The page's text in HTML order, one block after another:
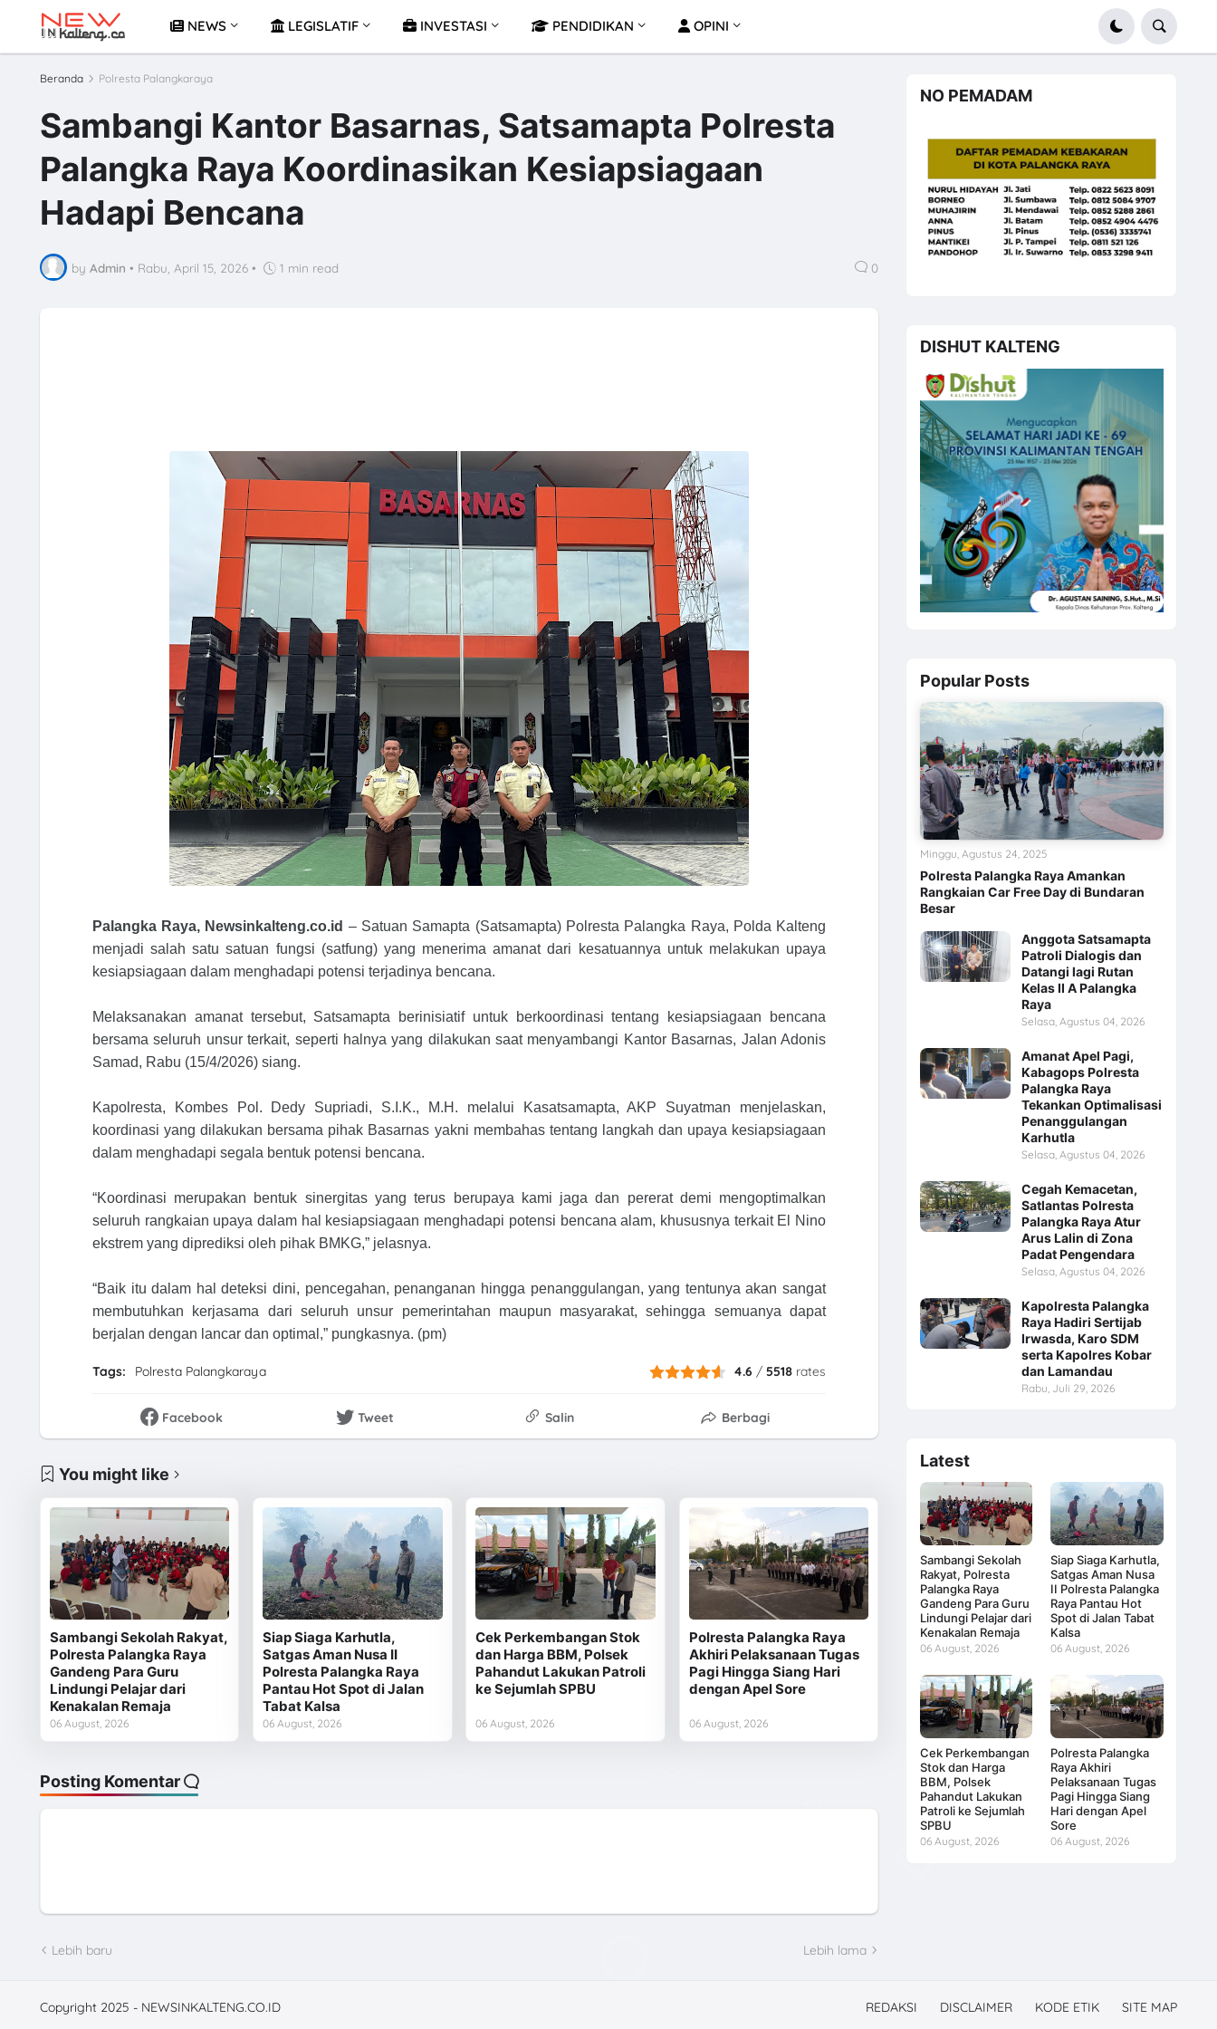
NEWS LEGISLATIF INVESTASI PENDIDIKAN OPINI
Beranda Polresta Palangkaraya
Sambangi Kantor Basarnas, Satsamapta Polresta
Palangka Raya Koordinasikan Kesiapsiagaan
Hadapi Bencana
by Admin • Rabu, April 15, 2026 • 1 min read 0
Palangka Raya, Newsinkalteng.co.id – Satuan Samapta (Satsamapta) Polresta Palangka Raya, Polda Kalteng
menjadi salah satu satuan fungsi (satfung) yang menerima amanat dari kesatuannya untuk melakukan upaya
kesiapsiagaan dalam menghadapi potensi terjadinya bencana.
Melaksanakan amanat tersebut, Satsamapta berinisiatif untuk berkoordinasi tentang kesiapsiagaan bencana
bersama seluruh unsur terkait, seperti halnya yang dilakukan saat menyambangi Kantor Basarnas, Jalan Adonis
Samad, Rabu (15/4/2026) siang.
Kapolresta, Kombes Pol. Dedy Supriadi, S.I.K., M.H. melalui Kasatsamapta, AKP Suyatman menjelaskan,
koordinasi yang dilakukan bersama pihak Basarnas yakni membahas tentang langkah dan upaya kesiapsiagaan
dalam menghadapi segala bentuk potensi bencana.
“Koordinasi merupakan bentuk sinergitas yang terus berupaya kami jaga dan pererat demi mengoptimalkan
seluruh rangkaian upaya dalam hal kesiapsiagaan menghadapi potensi bencana alam, khususnya terkait El Nino
ekstrem yang diprediksi oleh pihak BMKG,” jelasnya.
“Baik itu dalam hal deteksi dini, pencegahan, penanganan hingga penanggulangan, yang tentunya akan sangat
membutuhkan kerjasama dari seluruh unsur pemerintahan maupun masyarakat, sehingga semuanya dapat
berjalan dengan lancar dan optimal,” pungkasnya. (pm)
Tags: Polresta Palangkaraya 4.6 /5518 rates
Facebook Tweet Salin Berbagi
You might like
Sambangi Sekolah Rakyat,
Polresta Palangka Raya
Gandeng Para Guru
Lindungi Pelajar dari
Kenakalan Remaja
06 August, 2026
Siap Siaga Karhutla,
Satgas Aman Nusa II
Polresta Palangka Raya
Pantau Hot Spot di Jalan
Tabat Kalsa
06 August, 2026
Cek Perkembangan Stok
dan Harga BBM, Polsek
Pahandut Lakukan Patroli
ke Sejumlah SPBU
06 August, 2026
Polresta Palangka Raya
Akhiri Pelaksanaan Tugas
Pagi Hingga Siang Hari
dengan Apel Sore
06 August, 2026
Posting Komentar
Lebih baru Lebih lama
NO PEMADAM
DISHUT KALTENG
Popular Posts
Polresta Palangka Raya Amankan
Rangkaian Car Free Day di Bundaran
Besar
Minggu, Agustus 24, 2025
Anggota Satsamapta
Patroli Dialogis dan
Datangi lagi Rutan
Kelas II A Palangka
Raya
Selasa, Agustus 04, 2026
Amanat Apel Pagi,
Kabagops Polresta
Palangka Raya
Tekankan Optimalisasi
Penanggulangan
Karhutla
Selasa, Agustus 04, 2026
Cegah Kemacetan,
Satlantas Polresta
Palangka Raya Atur
Arus Lalin di Zona
Padat Pengendara
Selasa, Agustus 04, 2026
Kapolresta Palangka
Raya Hadiri Sertijab
Irwasda, Karo SDM
serta Kapolres Kobar
dan Lamandau
Rabu, Juli 29, 2026
Latest
Sambangi Sekolah
Rakyat, Polresta
Palangka Raya
Gandeng Para Guru
Lindungi Pelajar dari
Kenakalan Remaja
06 August, 2026
Siap Siaga Karhutla,
Satgas Aman Nusa
II Polresta Palangka
Raya Pantau Hot
Spot di Jalan Tabat
Kalsa
06 August, 2026
Cek Perkembangan
Stok dan Harga
BBM, Polsek
Pahandut Lakukan
Patroli ke Sejumlah
SPBU
06 August, 2026
Polresta Palangka
Raya Akhiri
Pelaksanaan Tugas
Pagi Hingga Siang
Hari dengan Apel
Sore
06 August, 2026
Copyright 2025 - NEWSINKALTENG.CO.ID REDAKSI DISCLAIMER KODE ETIK SITE MAP